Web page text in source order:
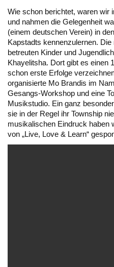
Wie schon berichtet, waren wir
und nahmen die Gelegenheit
(einem deutschen Verein) in
Kapstadts kennenzulernen.
betreuten Kinder und
Khayelitsha. Dort gibt es einen
schon erste Erfolge
organisierte Mo Brandis im
Gesangs-Workshop und eine
Musikstudio. Ein ganz
sie in der Regel ihr Township
musikalischen Eindruck haben
von „Live, Love & Learn“